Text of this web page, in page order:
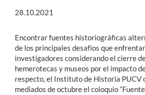
English
28.10.2021
Encontrar fuentes historiográficas
de los principales desafíos que
investigadores considerando el cierre
hemerotecas y museos por el impacto
respecto, el Instituto de Historia PUCV
mediados de octubre el coloquio